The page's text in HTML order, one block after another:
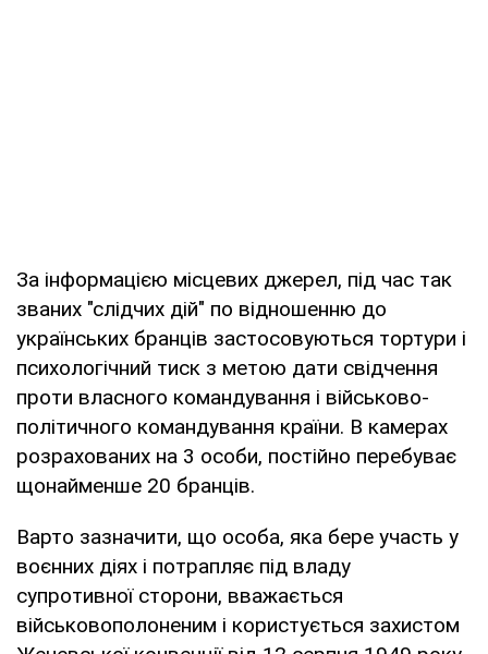
За інформацією місцевих джерел, під час так
званих "слідчих дій" по відношенню до
українських бранців застосовуються тортури і
психологічний тиск з метою дати свідчення
проти власного командування і військово-
політичного командування країни. В камерах
розрахованих на 3 особи, постійно перебуває
щонайменше 20 бранців.
Варто зазначити, що особа, яка бере участь у
воєнних діях і потрапляє під владу
супротивної сторони, вважається
військовополоненим і користується захистом